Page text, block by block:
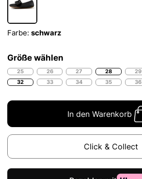
Farbe: schwarz
Größe wählen
25 26 27 28 29
32
33 34 35 36
In den Warenkorb
Click & Collect